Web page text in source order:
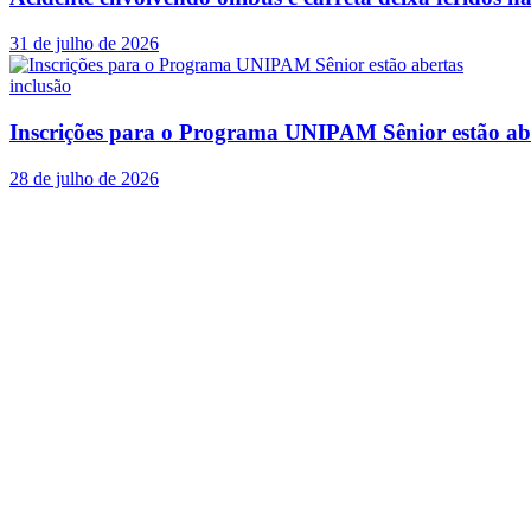
31 de julho de 2026
inclusão
Inscrições para o Programa UNIPAM Sênior estão
28 de julho de 2026